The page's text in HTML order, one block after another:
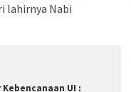
lahirnya Nabi
Kebencanaan UI :